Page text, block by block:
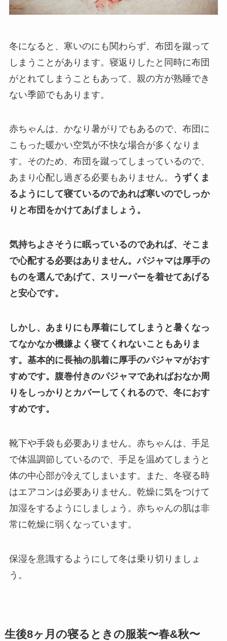
冬になると、寒いのにも関わらず、布団を蹴って
しまうことがあります。寝返りしたと同時に布団
がとれてしまうこともあって、親の方が熟睡でき
ない季節でもあります。
赤ちゃんは、かなり暑がりでもあるので、布団に
こもった暖かい空気が不快な場合が多くなりま
す。そのため、布団を蹴ってしまっているので、
あまり心配し過ぎる必要もありません。
うずくま
るようにして寝ているのであれば寒いのでしっか
りと布団をかけてあげましょう。
気持ちよさそうに眠っているのであれば、そこま
で心配する必要はありません。パジャマは厚手の
ものを選んであげて、スリーパーを着せてあげる
と安心です。
しかし、あまりにも厚着にしてしまうと暑くなっ
てなかなか機嫌よく寝てくれないこともありま
す。基本的に長袖の肌着に厚手のパジャマがおす
すめです。腹巻付きのパジャマであればおなか周
りをしっかりとカバーしてくれるので、冬におす
すめです。
靴下や手袋も必要ありません。赤ちゃんは、手足
で体温調節しているので、手足を温めてしまうと
体の中心部が冷えてしまいます。また、冬寝る時
はエアコンは必要ありません。乾燥に気をつけて
加湿をするようにしましょう。赤ちゃんの肌は非
常に乾燥に弱くなっています。
保湿を意識するようにして冬は乗り切りましょ
う。
生後8ヶ月の寝るときの服装〜春&秋〜